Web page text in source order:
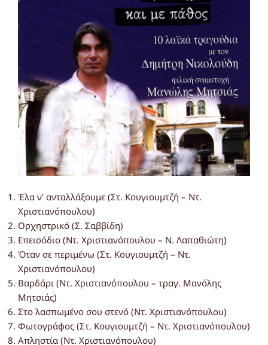
Έλα ν’ ανταλλάξουμε (Στ. Κουγιουμτζή – Ντ.
Χριστιανόπουλου)
Ορχηστρικό (Σ. Σαββίδη)
Επεισόδιο (Ντ. Χριστιανόπουλου – Ν. Λαπαθιώτη)
Όταν σε περιμένω (Στ. Κουγιουμτζή – Ντ.
Χριστιανόπουλου)
Βαρδάρι (Ντ. Χριστιανόπουλου – τραγ. Μανόλης
Μητσιάς)
Στο λασπωμένο σου στενό (Ντ. Χριστιανόπουλου)
Φωτογράφος (Στ. Κουγιουμτζή – Ντ. Χριστιανόπουλου)
Απληστία (Ντ. Χριστιανόπουλου)